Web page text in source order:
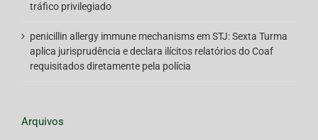
tráfico privilegiado
penicillin allergy immune mechanismsemSTJ: Sexta Turma
aplica jurisprudência e declara ilícitos relatórios do Coaf
requisitados diretamente pela polícia
Arquivos